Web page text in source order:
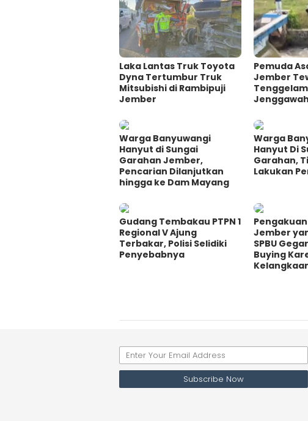
Laka Lantas Truk Toyota
Dyna Tertumbur Truk
Mitsubishi di Rambipuji
Jember
Pemuda
Jember
Jenggawah
Warga Banyuwangi
Hanyut di Sungai
Garahan Jember,
Pencarian Dilanjutkan
hingga ke Dam Mayang
Warga
Hanyut Di
Garahan,
Lakukan
Gudang Tembakau PTPN 1
Regional V Ajung
Terbakar, Polisi Selidiki
Penyebabnya
Jember
SPBU
Buying